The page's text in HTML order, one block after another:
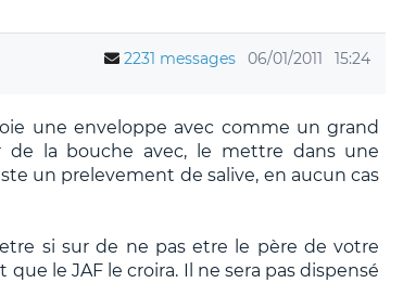
2231 messages 06/01/2011 15:24
une enveloppe avec comme un grand
la bouche avec, le mettre dans une
un prelevement de salive, en aucun cas
si sur de ne pas etre le père de votre
le JAF le croira. Il ne sera pas dispensé